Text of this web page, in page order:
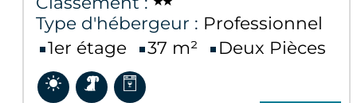
Type d'hébergeur : Professionnel
1er étage
37 m² Deux Pièces